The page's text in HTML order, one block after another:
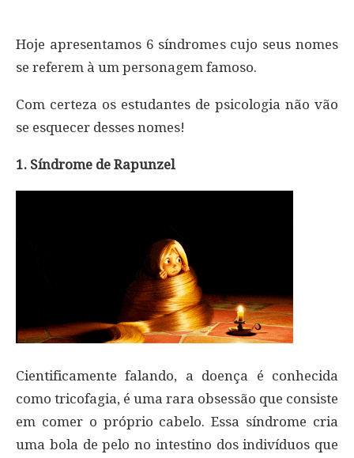
Hoje apresentamos 6 síndromes cujo seus nomes
se referem à um personagem famoso.
Com certeza os estudantes de psicologia não vão
se esquecer desses nomes!
1. Síndrome de Rapunzel
Cientificamente falando, a doença é conhecida
como tricofagia, é uma rara obsessão que consiste
em comer o próprio cabelo. Essa síndrome cria
uma bola de pelo no intestino dos indivíduos que